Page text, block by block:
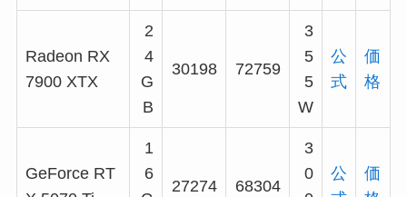
Radeon RX
7900 XTX
2
4
G
B
30198 72759
3
5
5
W
公
式
価
格
GeForce RT
1
6
27274 68304
3
0
公
価